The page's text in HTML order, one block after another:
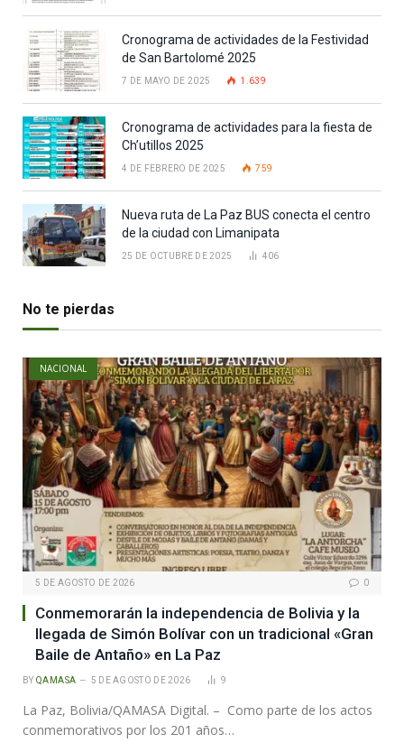
Cronograma de actividades de la Festividad
de San Bartolomé 2025
7 DE MAYO DE 2025 1.639
Cronograma de actividades para la fiesta de
Ch’utillos 2025
4 DE FEBRERO DE 2025 759
Nueva ruta de La Paz BUS conecta el centro
de la ciudad con Limanipata
25 DE OCTUBRE DE 2025 406
No te pierdas
NACIONAL
5 DE AGOSTO DE 2026 0
Conmemorarán la independencia de Bolivia y la
llegada de Simón Bolívar con un tradicional «Gran
Baile de Antaño» en La Paz
BY QAMASA 5 DE AGOSTO DE 2026 9
La Paz, Bolivia/QAMASA Digital. – Como parte de los actos
conmemorativos por los 201 años…